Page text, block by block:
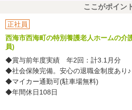
ここがポイン
正社員
西海市西海町の特別養護老人ホームの介
員)
◆賞与前年度実績 年2回：計3.1月分
◆社会保険完備。安心の退職金制度あり♪
◆マイカー通勤可(駐車場無料)
◆年間休日108日